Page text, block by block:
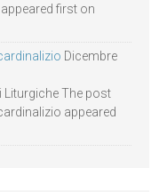
first on
Dicembre
Liturgiche The post
appeared